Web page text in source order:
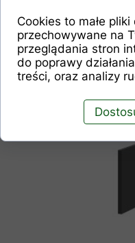
Trwałe
Cookies to małe
przechowywane na
przeglądania stron
do poprawy
treści, oraz analizy